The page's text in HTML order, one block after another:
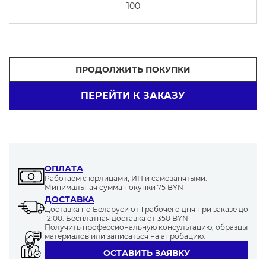
100
ПРОДОЛЖИТЬ ПОКУПКИ
ПЕРЕЙТИ К ЗАКАЗУ
ОПЛАТА
Работаем с юрлицами, ИП и самозанятыми.
Минимальная сумма покупки 75 BYN
ДОСТАВКА
Доставка по Беларуси от 1 рабочего дня при заказе до
12:00. Бесплатная доставка от 350 BYN
Получить профессиональную консультацию, образцы
материалов или записаться на апробацию.
ОСТАВИТЬ ЗАЯВКУ